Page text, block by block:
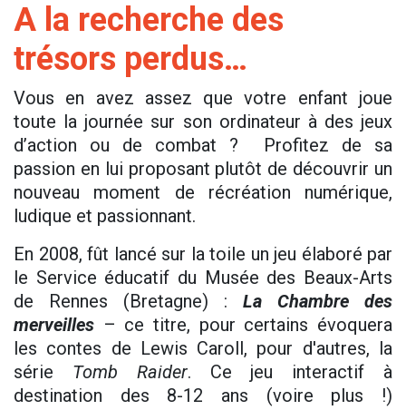
A la recherche des
trésors perdus…
Vous en avez assez que votre enfant joue
toute la journée sur son ordinateur à des jeux
d’action ou de combat ? Profitez de sa
passion en lui proposant plutôt de découvrir un
nouveau moment de récréation numérique,
ludique et passionnant.
En 2008, fût lancé sur la toile un jeu élaboré par
le Service éducatif du Musée des Beaux-Arts
de Rennes (Bretagne) : La Chambre des
merveilles – ce titre, pour certains évoquera
les contes de Lewis Caroll, pour d'autres, la
série Tomb Raider. Ce jeu interactif à
destination des 8-12 ans (voire plus !)